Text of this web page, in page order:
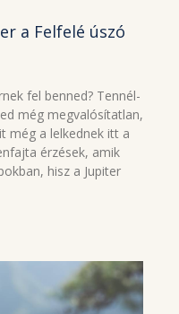
a Felfelé úszó
fel benned? Tennél-
még megvalósítatlan,
még a lelkednek itt a
érzések, amik
hisz a Jupiter